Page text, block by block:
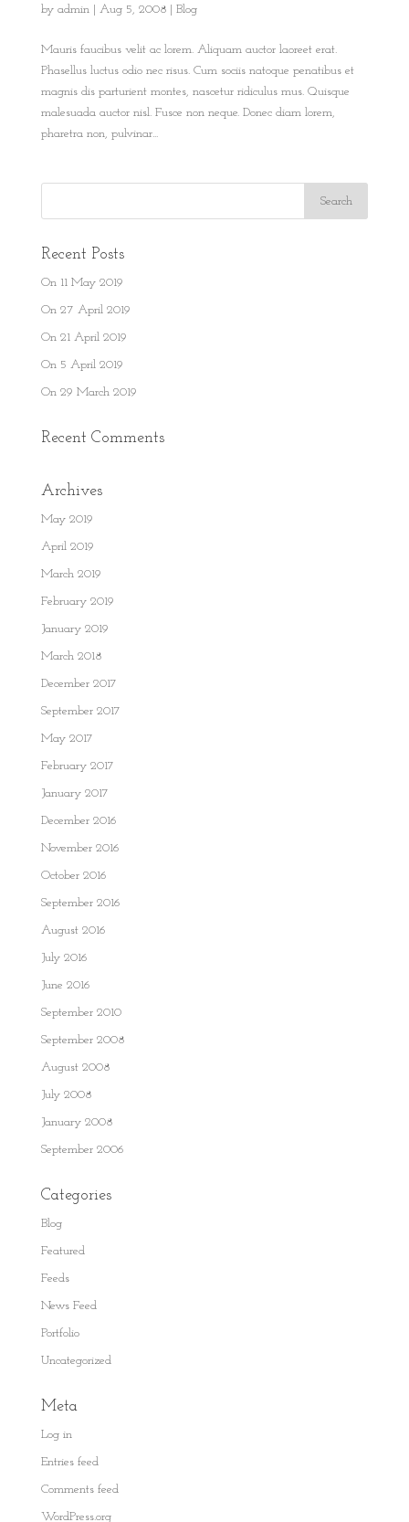
by admin| Aug 5, 2008| Blog
Mauris faucibus velit ac lorem. Aliquam auctor laoreet erat.
Phasellus luctus odio nec risus. Cum sociis natoque penatibus et
magnis dis parturient montes, nascetur ridiculus mus. Quisque
malesuada auctor nisl. Fusce non neque. Donec diam lorem,
pharetra non, pulvinar...
Recent Posts
On 11 May 2019
On 27 April 2019
On 21 April 2019
On 5 April 2019
On 29 March 2019
Recent Comments
Archives
May 2019
April 2019
March 2019
February 2019
January 2019
March 2018
December 2017
September 2017
May 2017
February 2017
January 2017
December 2016
November 2016
October 2016
September 2016
August 2016
July 2016
June 2016
September 2010
September 2008
August 2008
July 2008
January 2008
September 2006
Categories
Blog
Featured
Feeds
News Feed
Portfolio
Uncategorized
Meta
Log in
Entries feed
Comments feed
WordPress.org